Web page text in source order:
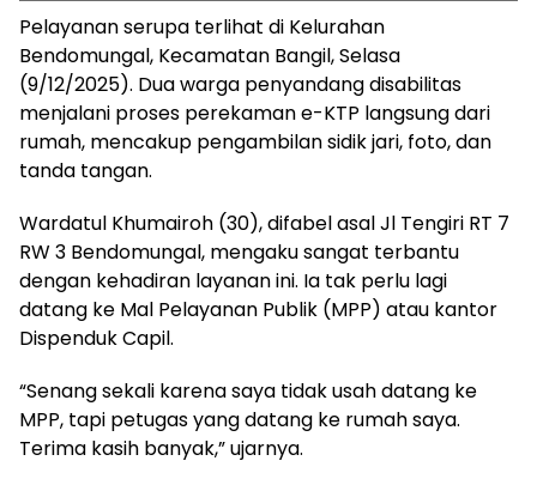
Pelayanan serupa terlihat di Kelurahan
Bendomungal, Kecamatan Bangil, Selasa
(9/12/2025). Dua warga penyandang disabilitas
menjalani proses perekaman e-KTP langsung dari
rumah, mencakup pengambilan sidik jari, foto, dan
tanda tangan.
Wardatul Khumairoh (30), difabel asal Jl Tengiri RT 7
RW 3 Bendomungal, mengaku sangat terbantu
dengan kehadiran layanan ini. Ia tak perlu lagi
datang ke Mal Pelayanan Publik (MPP) atau kantor
Dispenduk Capil.
“Senang sekali karena saya tidak usah datang ke
MPP, tapi petugas yang datang ke rumah saya.
Terima kasih banyak,” ujarnya.